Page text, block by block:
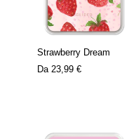
Strawberry Dream
Da 23,99 €